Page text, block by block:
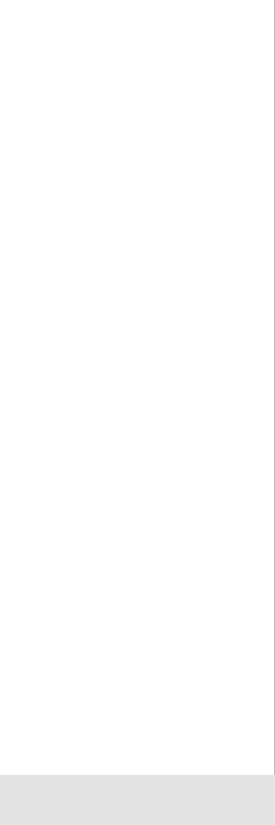
de estudo
dos insetos; nº10 | ano III
Câmara Municipal de Viana do Castelo
do Mar
introdução; nº11 | ano III
Câmara Municipal de Viana do Castelo
do Mar